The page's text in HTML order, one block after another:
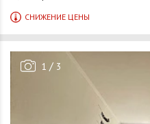
1 / 3